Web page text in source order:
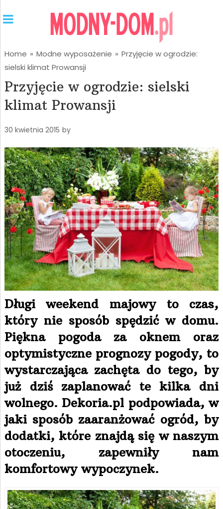
Home » Modne wyposażenie » Przyjęcie w ogrodzie:
sielski klimat Prowansji
Przyjęcie w ogrodzie: sielski
klimat Prowansji
30 kwietnia 2015 by
Długi weekend majowy to czas,
który nie sposób spędzić w domu.
Piękna pogoda za oknem oraz
optymistyczne prognozy pogody, to
wystarczająca zachęta do tego, by
już dziś zaplanować te kilka dni
wolnego. Dekoria.pl podpowiada, w
jaki sposób zaaranżować ogród, by
dodatki, które znajdą się w naszym
otoczeniu, zapewniły nam
komfortowy wypoczynek.